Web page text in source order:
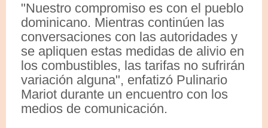
"Nuestro compromiso es con el pueblo
dominicano. Mientras continúen las
conversaciones con las autoridades y
se apliquen estas medidas de alivio en
los combustibles, las tarifas no sufrirán
variación alguna", enfatizó Pulinario
Mariot durante un encuentro con los
medios de comunicación.